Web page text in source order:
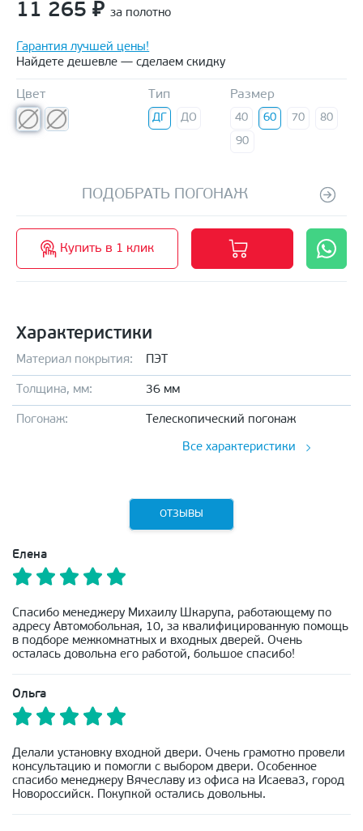
11 265 ₽ за полотно
Гарантия лучшей цены!
Найдете дешевле — сделаем скидку
Цвет Тип
ДГ ДО
Размер
40 60 70
80
90
ПОДОБРАТЬ ПОГОНАЖ
Купить в 1 клик
Характеристики
Материал покрытия: ПЭТ
Толщина, мм: 36 мм
Погонаж: Телескопический погонаж
Все характеристики
ОТЗЫВЫ
Елена
Спасибо менеджеру Михаилу Шкарупа, работающему по
адресу Автомобольная, 10, за квалифицированную помощь
в подборе межкомнатных и входных дверей. Очень
осталась довольна его работой, большое спасибо!
Ольга
Делали установку входной двери. Очень грамотно провели
консультацию и помогли с выбором двери. Особенное
спасибо менеджеру Вячеславу из офиса на Исаева3, город
Новороссийск. Покупкой остались довольны.